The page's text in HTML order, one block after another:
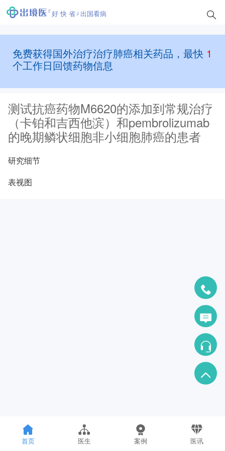
好 快 省 出国看病
免费获得国外治疗治疗肺癌相关药品，最快 1
个工作日回馈药物信息
测试抗癌药物M6620的添加到常规治疗
（卡铂和吉西他滨）和pembrolizumab
的晚期鳞状细胞非小细胞肺癌的患者
研究细节
表视图
首页 医生 案例 医讯